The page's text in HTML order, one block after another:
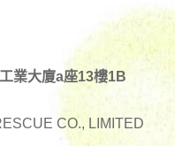
業大廈a座13樓1B
CO., LIMITED